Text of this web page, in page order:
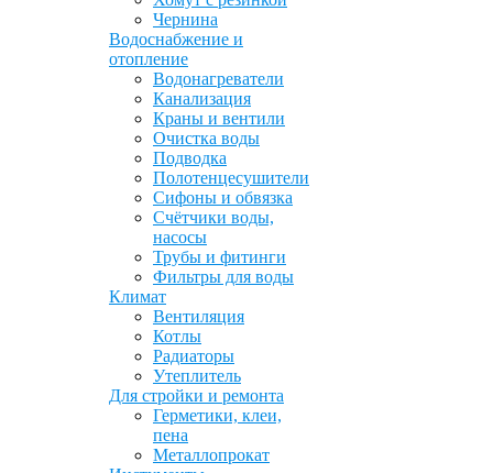
Чернина
Водоснабжение и
отопление
Водонагреватели
Канализация
Краны и вентили
Очистка воды
Подводка
Полотенцесушители
Сифоны и обвязка
Счётчики воды,
насосы
Трубы и фитинги
Фильтры для воды
Климат
Вентиляция
Котлы
Радиаторы
Утеплитель
Для стройки и ремонта
Герметики, клеи,
пена
Металлопрокат